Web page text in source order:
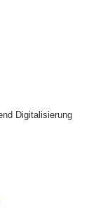
Digitalisierung